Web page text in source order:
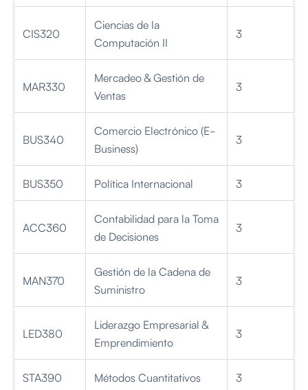
CIS320
Ciencias de la
Computación II
3
MAR330
Mercadeo & Gestión de
Ventas
3
BUS340
Comercio Electrónico (E-
Business)
3
BUS350 Política Internacional 3
ACC360
Contabilidad para la Toma
de Decisiones
3
MAN370
Gestión de la Cadena de
Suministro
3
LED380
Liderazgo Empresarial &
Emprendimiento
3
STA390 Métodos Cuantitativos 3